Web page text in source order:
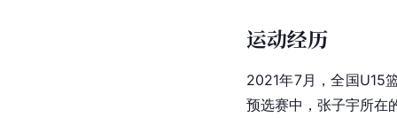
运动经历
2021年7月，全国U15
预选赛中，张子宇所在